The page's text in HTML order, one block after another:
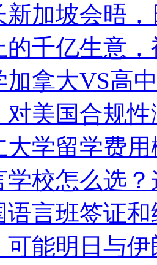
新加坡会晤
的千亿生意
加拿大VS高
对美国合规
大学留学费用
学校怎么选
语言班签证
可能明日与